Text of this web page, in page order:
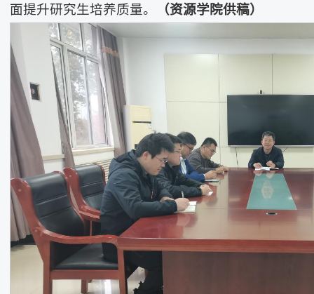
面提升研究生培养质量。
（资源学院供稿）